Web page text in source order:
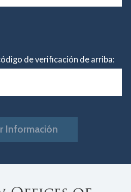
de verificación de arriba:
Información